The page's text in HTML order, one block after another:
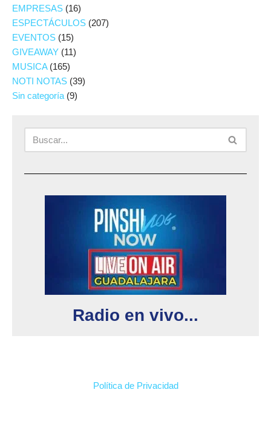
EMPRESAS (16)
ESPECTÁCULOS (207)
EVENTOS (15)
GIVEAWAY (11)
MUSICA(165)
NOTI NOTAS (39)
Sin categoría (9)
Radio en vivo...
Política de Privacidad